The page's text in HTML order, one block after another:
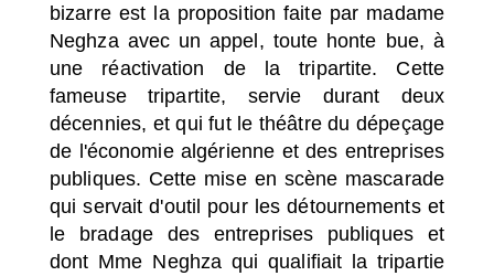
bizarre est la proposition faite par madame
Neghza avec un appel, toute honte bue, à
une réactivation de la tripartite. Cette
fameuse tripartite, servie durant deux
décennies, et qui fut le théâtre du dépeçage
de l'économie algérienne et des entreprises
publiques. Cette mise en scène mascarade
qui servait d'outil pour les détournements et
le bradage des entreprises publiques et
dont Mme Neghza qui qualifiait la tripartie